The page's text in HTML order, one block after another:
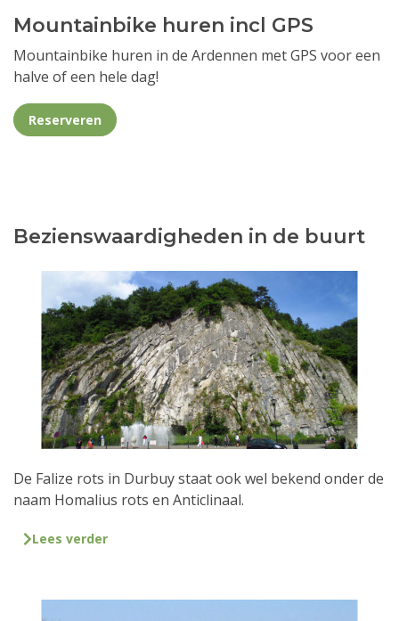
Mountainbike huren incl GPS
Mountainbike huren in de Ardennen met GPS voor een
halve of een hele dag!
Reserveren
Bezienswaardigheden in de buurt
De Falize rots in Durbuy staat ook wel bekend onder de
naam Homalius rots en Anticlinaal.
Lees verder